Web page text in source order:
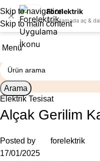
✕ Forelektrik
Uygulamada aç &
Skip to navigation
Skip to main content
Menü
Arama
Elektrik Tesisat
Alçak Gerilim
Posted by
forelektrik
17/01/2025